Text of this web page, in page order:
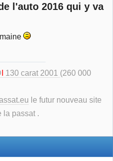
l'auto 2016 qui y va
130 carat 2001 (260 000
le futur nouveau site
la passat .